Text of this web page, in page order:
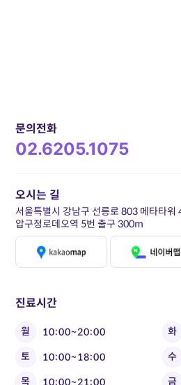
문의전화
02.6205.1075
진료시간
월 10:00~20:00 화
토
10:00~18:00 수
목
10:00~21:00 금
오시는 길
서울특별시 강남구 선릉로 803 메타타워
압구정로데오역 5번 출구 300m